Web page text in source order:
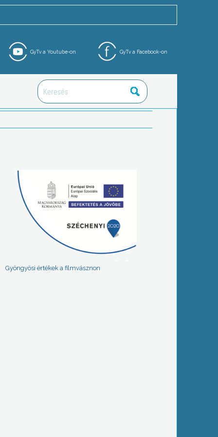
GyTv a Facebook-on
GyTv a Youtube-on
Gyöngyösi értékek a filmvásznon